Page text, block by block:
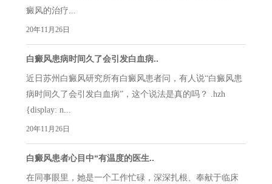
癜风的治疗...
20年11月26日
白癜风患病时间久了会引发白血病..
近日苏州白癜风研究所有白癜风患者问，有人说“白癜风患
病时间久了会引发白血病”，这个说法是真的吗？ .hzh
{display: n...
20年11月26日
白癜风患者心目中“有温度的医生..
在同事眼里，她是一个工作忙碌，深深扎根、奉献于临床